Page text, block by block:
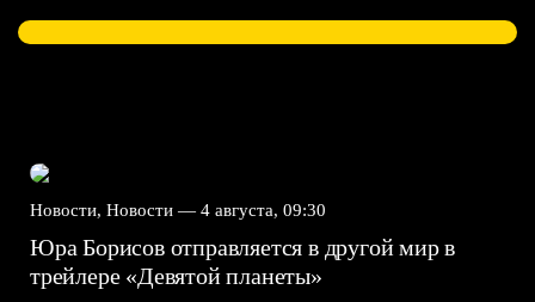
Новости, Новости — 4 августа, 09:30
Юра Борисов отправляется в другой мир в
трейлере «Девятой планеты»